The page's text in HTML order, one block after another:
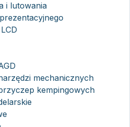
i lutowania
mechanicznych
kempingowych